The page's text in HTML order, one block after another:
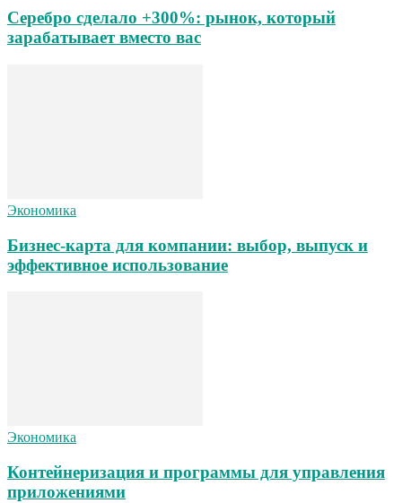
Серебро сделало +300%: рынок, который
зарабатывает вместо вас
Экономика
Бизнес-карта для компании: выбор, выпуск и
эффективное использование
Экономика
Контейнеризация и программы для управления
приложениями